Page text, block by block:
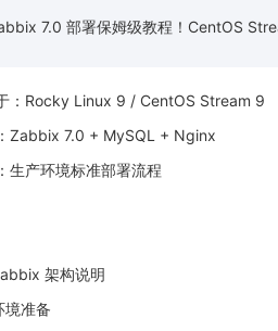
7.0 部署保姆级教程！CentOS
：Rocky Linux 9 / CentOS Stream 9
Zabbix 7.0 + MySQL + Nginx
生产环境标准部署流程
架构说明
境准备